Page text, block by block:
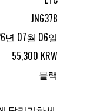
JN6378
년 07월 06일
55,300 KRW
블랙